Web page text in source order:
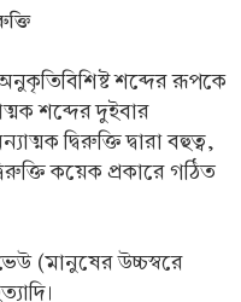
শব্দের রূপকে
শব্দের দুইবার
দ্বিরুক্তি দ্বারা বহুত্ব,
কয়েক প্রকারে গঠিত
(মানুষের উচ্চস্বরে